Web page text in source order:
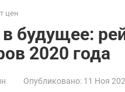
цен
будущее:
2020 года
Опубликовано: 11 Ноя